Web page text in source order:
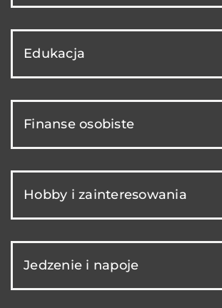
Edukacja
Finanse osobiste
Hobby i zainteresowania
Jedzenie i napoje